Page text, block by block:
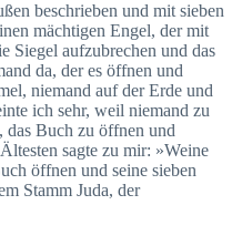
beschrieben und mit sieben
mächtigen Engel, der mit
Siegel aufzubrechen und das
da, der es öffnen und
niemand auf der Erde und
ich sehr, weil niemand zu
das Buch zu öffnen und
sagte zu mir: »Weine
öffnen und seine sieben
Stamm Juda, der